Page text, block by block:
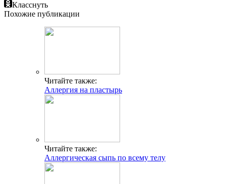
Класснуть
Похожие публикации
Читайте также:
Аллергия на пластырь
Читайте также:
Аллергическая сыпь по всему телу